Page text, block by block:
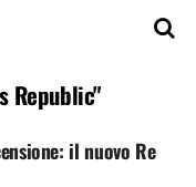
Republic"
il nuovo Re